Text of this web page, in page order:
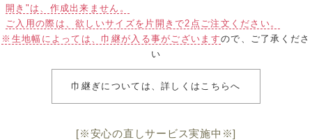
開き"は、作成出来ません。
ご入用の際は、欲しいサイズを片開きで2点ご注文ください。
※生地幅によっては、巾継が入る事がございますので、ご了承くださ
い
巾継ぎについては、詳しくはこちらへ
[※安心の直しサービス実施中※]